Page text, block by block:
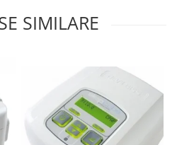
SIMILARE